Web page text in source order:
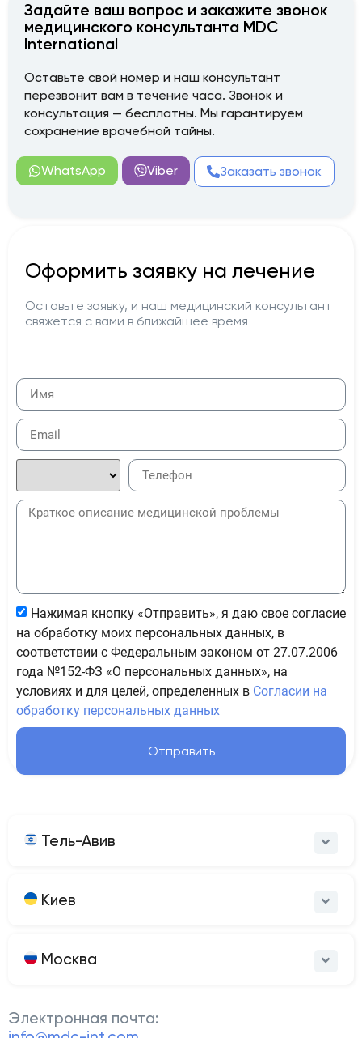
Задайте ваш вопрос и закажите звонок
медицинского консультанта MDC
International
Оставьте свой номер и наш консультант
перезвонит вам в течение часа. Звонок и
консультация — бесплатны. Мы гарантируем
сохранение врачебной тайны.
WhatsApp Viber Заказать звонок
Оформить заявку на лечение
Оставьте заявку, и наш медицинский консультант
свяжется с вами в ближайшее время
Нажимая кнопку «Отправить», я даю свое согласие
на обработку моих персональных данных, в
соответствии с Федеральным законом от 27.07.2006
года №152-ФЗ «О персональных данных», на
условиях и для целей, определенных в Согласии на
обработку персональных данных
Отправить
Тель-Авив
Киев
Москва
Электронная почта: